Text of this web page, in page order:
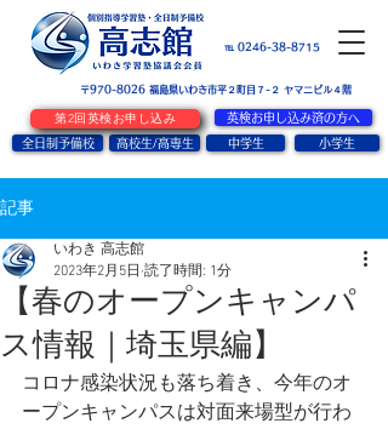
℡ 0246-38-8715
〒970-8026 ​福島県いわき市平２町目７-２ ヤマニビル４階
全日制予備校 高校生/高専生 中学生 小学生
英検お申し込み済の方へ
第2回英検お申し込み
記事
【春のオープンキャンパ
ス情報｜埼玉県編】
いわき 高志館
2023年2月5日 読了時間: 1分
コロナ感染状況も落ち着き、今年のオ
ープンキャンパスは対面来場型が行わ